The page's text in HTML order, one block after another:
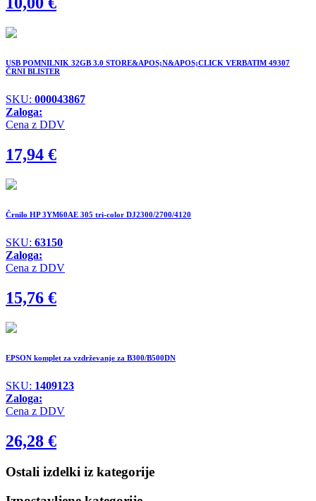
USB POMNILNIK 32GB 3.0 STORE&APOS;N&APOS;CLICK VERBATIM 49307
ČRNI BLISTER
SKU: 000043867
Zaloga:
Cena z DDV
17,94 €
Črnilo HP 3YM60AE 305 tri-color DJ2300/2700/4120
SKU: 63150
Zaloga:
Cena z DDV
15,76 €
EPSON komplet za vzdrževanje za B300/B500DN
SKU: 1409123
Zaloga:
Cena z DDV
26,28 €
Ostali izdelki iz kategorije